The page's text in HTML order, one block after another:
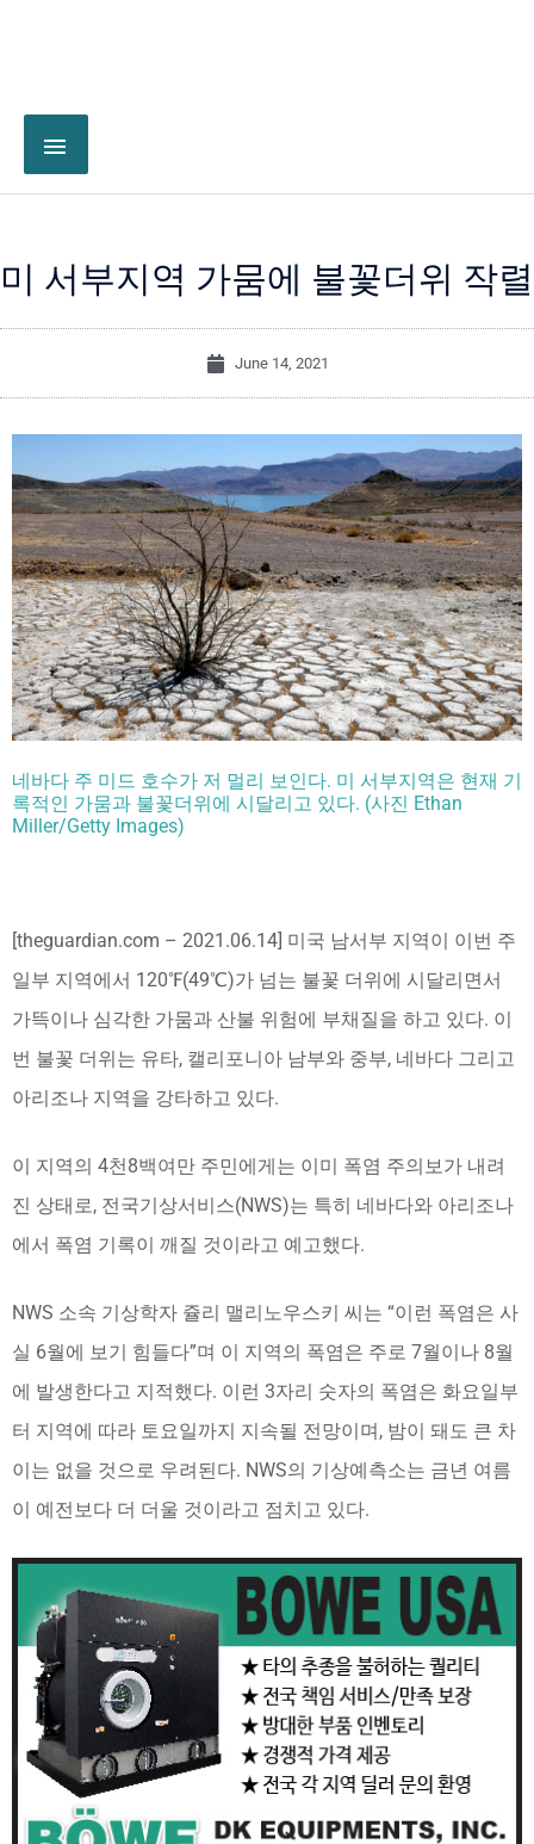
미 서부지역 가뭄에 불꽃더위 작렬
June 14, 2021
네바다 주 미드 호수가 저 멀리 보인다. 미 서부지역은 현재 기
록적인 가뭄과 불꽃더위에 시달리고 있다. (사진 Ethan
Miller/Getty Images)
[theguardian.com – 2021.06.14] 미국 남서부 지역이 이번 주
일부 지역에서 120℉(49℃)가 넘는 불꽃 더위에 시달리면서
가뜩이나 심각한 가뭄과 산불 위험에 부채질을 하고 있다. 이
번 불꽃 더위는 유타, 캘리포니아 남부와 중부, 네바다 그리고
아리조나 지역을 강타하고 있다.
이 지역의 4천8백여만 주민에게는 이미 폭염 주의보가 내려
진 상태로, 전국기상서비스(NWS)는 특히 네바다와 아리조나
에서 폭염 기록이 깨질 것이라고 예고했다.
NWS 소속 기상학자 쥴리 맬리노우스키 씨는 “이런 폭염은 사
실 6월에 보기 힘들다”며 이 지역의 폭염은 주로 7월이나 8월
에 발생한다고 지적했다. 이런 3자리 숫자의 폭염은 화요일부
터 지역에 따라 토요일까지 지속될 전망이며, 밤이 돼도 큰 차
이는 없을 것으로 우려된다. NWS의 기상예측소는 금년 여름
이 예전보다 더 더울 것이라고 점치고 있다.